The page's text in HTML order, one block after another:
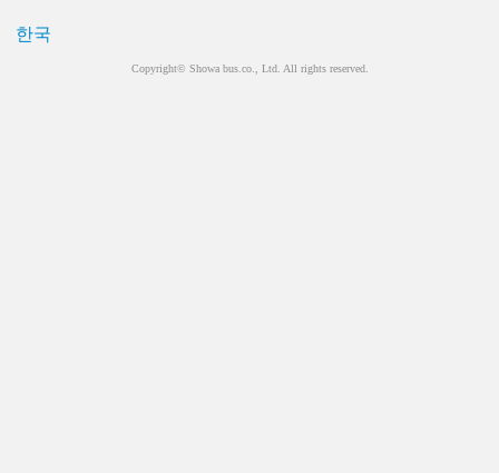
한국
Copyright© Showa bus.co., Ltd. All rights reserved.